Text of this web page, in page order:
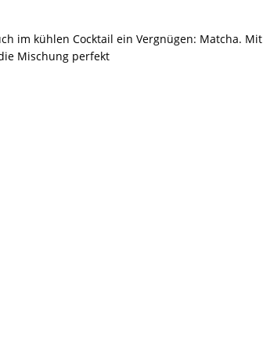
im kühlen Cocktail ein Vergnügen: Matcha. Mit
Mischung perfekt